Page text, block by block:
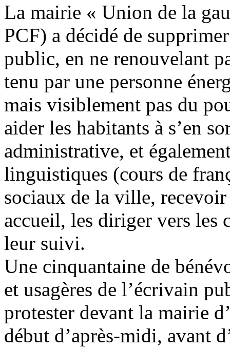
La mairie « Union de la
PCF) a décidé de
public, en ne renouvelant
tenu par une personne
mais visiblement pas du
aider les habitants à s’en
administrative, et
linguistiques (cours de
sociaux de la ville,
accueil, les diriger vers les
leur suivi.
Une cinquantaine de
et usagères de l’écrivain
protester devant la mairie
début d’après-midi, avant